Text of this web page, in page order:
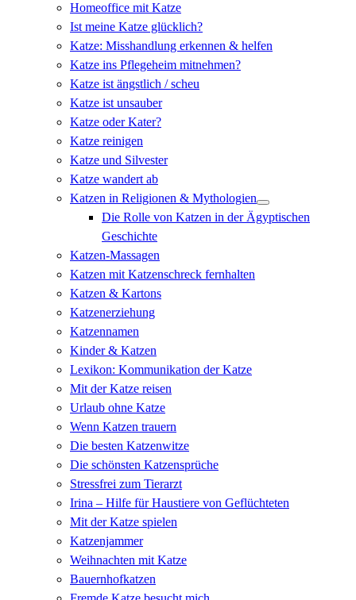
Homeoffice mit Katze
Ist meine Katze glücklich?
Katze: Misshandlung erkennen & helfen
Katze ins Pflegeheim mitnehmen?
Katze ist ängstlich / scheu
Katze ist unsauber
Katze oder Kater?
Katze reinigen
Katze und Silvester
Katze wandert ab
Katzen in Religionen & Mythologien
Die Rolle von Katzen in der Ägyptischen
Geschichte
Katzen-Massagen
Katzen mit Katzenschreck fernhalten
Katzen & Kartons
Katzenerziehung
Katzennamen
Kinder & Katzen
Lexikon: Kommunikation der Katze
Mit der Katze reisen
Urlaub ohne Katze
Wenn Katzen trauern
Die besten Katzenwitze
Die schönsten Katzensprüche
Stressfrei zum Tierarzt
Irina – Hilfe für Haustiere von Geflüchteten
Mit der Katze spielen
Katzenjammer
Weihnachten mit Katze
Bauernhofkatzen